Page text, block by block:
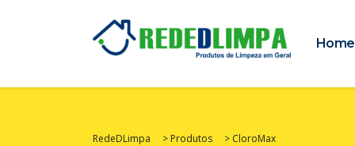
Home
RedeDLimpa > Produtos > CloroMax